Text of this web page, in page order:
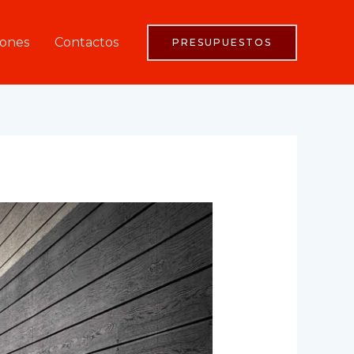
Contactos PRESUPUESTOS